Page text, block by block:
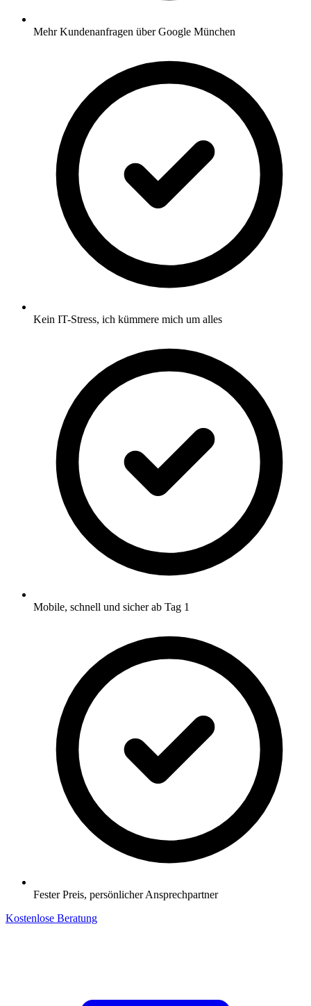
Mehr Kundenanfragen über Google München
Kein IT-Stress, ich kümmere mich um alles
Mobile, schnell und sicher ab Tag 1
Fester Preis, persönlicher Ansprechpartner
Kostenlose Beratung